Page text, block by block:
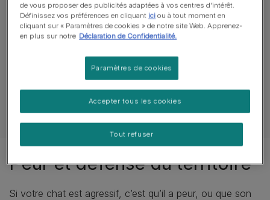
et aux Poissons en
Gelée
5.0 (5)
5.0
sur
étoiles.
avis
ont reçu un échantillon
de produit ou ont
participé à une promotion
12455695 12297822
Peur et défense du territoire
Si votre chat est agressif, c’est qu’il a peur, ou que son
de vous proposer des publicités adaptées à vos centres d’intérêt.
Définissez vos préférences en cliquant ici ou à tout moment en
cliquant sur « Paramètres de cookies » de notre site Web. Apprenez-
en plus sur notre Déclaration de Confidentialité.
Paramètres de cookies
Tout refuser
Accepter tous les cookies